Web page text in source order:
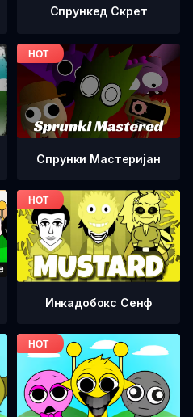
Спрункед Скрет
Спрунки Мастеријан
Инкадобокс Сенф